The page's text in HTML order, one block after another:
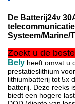
De Batterij24v
Systeem/Marine/
Zoekt u de
Bely heeft omvat u
prestatieslithium
lithiumbatterij tot 5x
batterij. Deze reeks
biedt een hogere